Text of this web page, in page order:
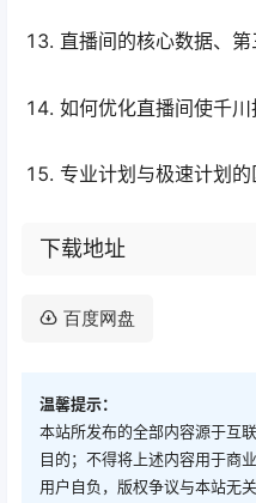
直播间的核心数据、
如何优化直播间使千
专业计划与极速计划的
下载地址
百度网盘
温馨提示：
本站所发布的全部内容源于互
目的；不得将上述内容用于商
用户自负，版权争议与本站无